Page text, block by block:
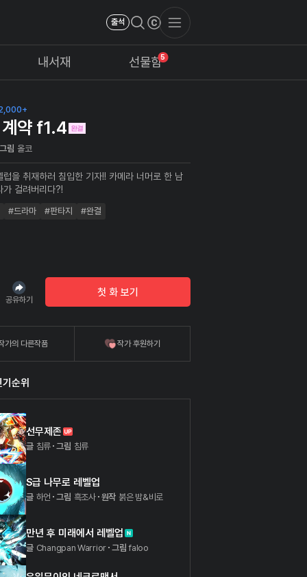
출석
내서재 5
선물함
약 f1.4
그림 올코
럽을 취재하러 침입한 기자!! 카메라 너머로 한 남
가 걸려버리다?!
#드라마 #판타지 #완결
공유하기
첫 화 보기
가의 다른작품 작가 후원하기
순위
선무제존
글 침류 그림 침류
S급 나무로 레벨업
글 하언 그림 흑조사 원작 붉은 밤&비로
만년 후 미래에서 레벨업
글 Changpan Warrior 그림 faloo